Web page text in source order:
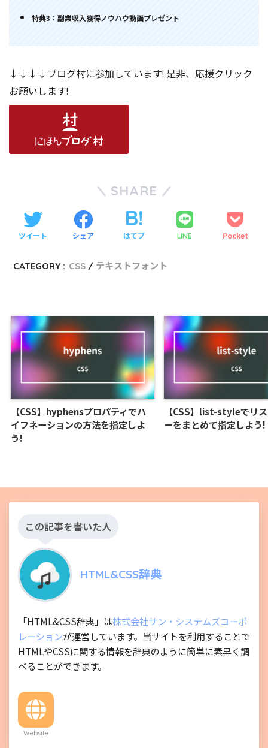
特典3：副業収入獲得ノウハウ動画プレゼント
↓↓↓↓ブログ村に参加しています! 是非、応援クリック
お願いします!
SHARE
ツイート シェア はてブ LINE Pocket
CATEGORY : CSS テキストフォント
【CSS】hyphensプロパティでハ
イフネーションの方法を指定しよ
う!
【CSS】list-styleでリ
ーをまとめて指定しよう!
この記事を書いた人
HTML&CSS辞典
「HTML&CSS辞典」は株式会社サン・システムズコーポ
レーションが運営しています。当サイトを利用することで
HTMLやCSSに関する情報を辞典のように簡単に素早く調
べることができます。
Website